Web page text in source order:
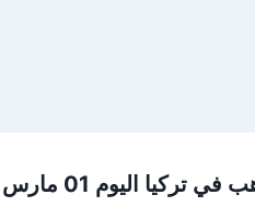
سعر الذهب في تركيا اليوم 01 مارس